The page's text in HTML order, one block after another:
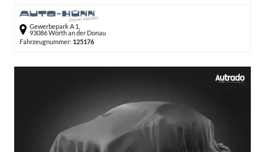
Gewerbepark A 1,
93086 Wörth an der Donau
Fahrzeugnummer: 125176